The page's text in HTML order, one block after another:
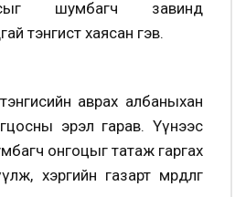
шумбагч завинд
тэнгист хаясан гэв.
аврах албаныхан
эрэл гарав. Үүнээс
онгоцыг татаж гаргах
хэргийн газарт мөрдлөг